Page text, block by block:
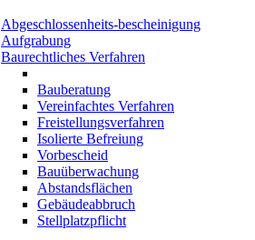
Abgeschlossenheits-bescheinigung
Aufgrabung
Baurechtliches Verfahren
Bauberatung
Vereinfachtes Verfahren
Freistellungsverfahren
Isolierte Befreiung
Vorbescheid
Bauüberwachung
Abstandsflächen
Gebäudeabbruch
Stellplatzpflicht